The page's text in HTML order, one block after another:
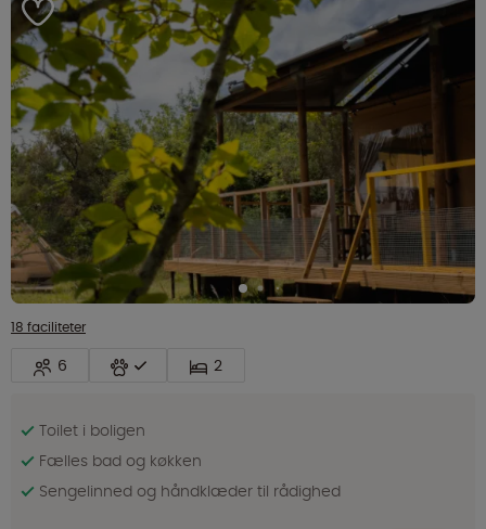
18 faciliteter
6 2
Toilet i boligen
Fælles bad og køkken
Sengelinned og håndklæder til rådighed